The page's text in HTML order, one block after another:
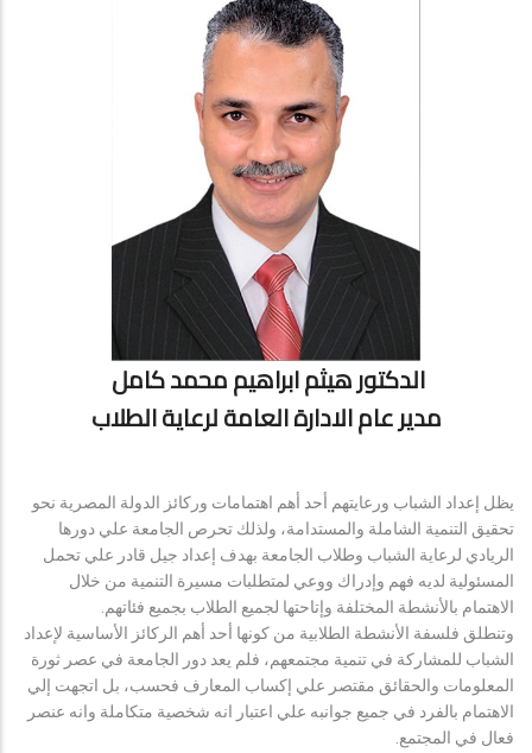
الدكتور هيثم ابراهيم محمد كامل
مدير عام الادارة العامة لرعاية الطلاب
يظل إعداد الشباب ورعايتهم أحد أهم اهتمامات وركائز الدولة المصرية نحو
تحقيق التنمية الشاملة والمستدامة، ولذلك تحرص الجامعة علي دورها
الريادي لرعاية الشباب وطلاب الجامعة بهدف إعداد جيل قادر علي تحمل
المسئولية لديه فهم وإدراك ووعي لمتطلبات مسيرة التنمية من خلال
الاهتمام بالأنشطة المختلفة وإتاحتها لجميع الطلاب بجميع فئاتهم.
وتنطلق فلسفة الأنشطة الطلابية من كونها أحد أهم الركائز الأساسية لإعداد
الشباب للمشاركة في تنمية مجتمعهم، فلم يعد دور الجامعة في عصر ثورة
المعلومات والحقائق مقتصر علي إكساب المعارف فحسب، بل اتجهت إلي
الاهتمام بالفرد في جميع جوانبه علي اعتبار انه شخصية متكاملة وانه عنصر
فعال في المجتمع.